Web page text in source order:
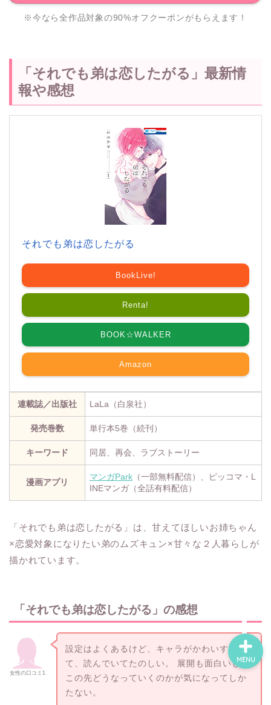
※今なら全作品対象の90%オフクーポンがもらえます！
「それでも弟は恋したがる」最新情
報や感想
それでも弟は恋したがる
BookLive!
Renta!
BOOK☆WALKER
Amazon
連載誌／出版社 LaLa（白泉社）
発売巻数 単行本5巻（続刊）
キーワード 同居、再会、ラブストーリー
漫画アプリ
マンガPark （一部無料配信）、ピッコマ・L
INEマンガ（全話有料配信）
「それでも弟は恋したがる」は、甘えてほしいお姉ちゃん
×恋愛対象になりたい弟のムズキュン×甘々な２人暮らしが
描かれています。
「それでも弟は恋したがる」の感想
女性の口コミ1
設定はよくあるけど、キャラがかわいすぎ
て、読んでいてたのしい。 展開も面白いし、
この先どうなっていくのかが気になってしか
たない。
MENU
ホーム
無料で読める漫画・小説